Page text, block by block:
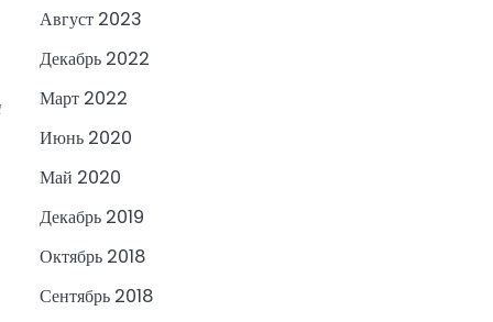
Август 2023
Декабрь 2022
Март 2022
Июнь 2020
Май 2020
Декабрь 2019
Октябрь 2018
Сентябрь 2018